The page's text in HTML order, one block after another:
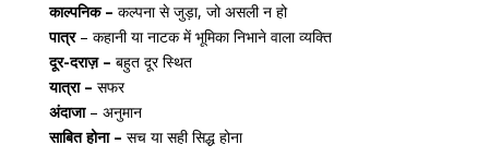
काल्पनिक – कल्पना से जुड़ा, जो असली न हो
पात्र– कहानी या नाटक में भूमिका निभाने वाला व्यक्ति
दूर-दराज़ – बहुत दूर स्थित
यात्रा – सफर
अंदाजा– अनुमान
साबित होना – सच या सही सिद्ध होना